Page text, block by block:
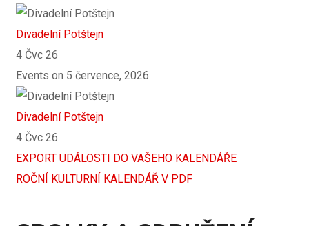
Divadelní Potštejn
4 Čvc 26
Events on 5 července, 2026
Divadelní Potštejn
4 Čvc 26
EXPORT UDÁLOSTI DO VAŠEHO KALENDÁŘE
ROČNÍ KULTURNÍ KALENDÁŘ V PDF